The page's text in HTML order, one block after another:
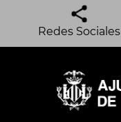
Redes Sociales